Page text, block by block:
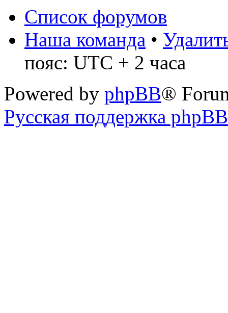
Список форумов
Наша команда •
пояс: UTC + 2 часа
Powered by phpBB®
Русская поддержка phpBB